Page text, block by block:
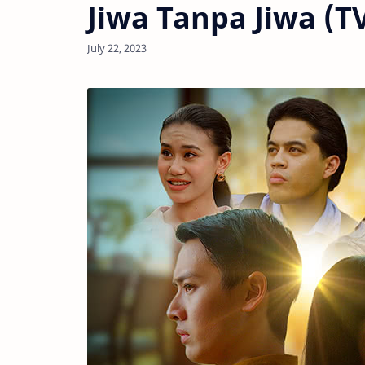
Jiwa Tanpa Jiwa